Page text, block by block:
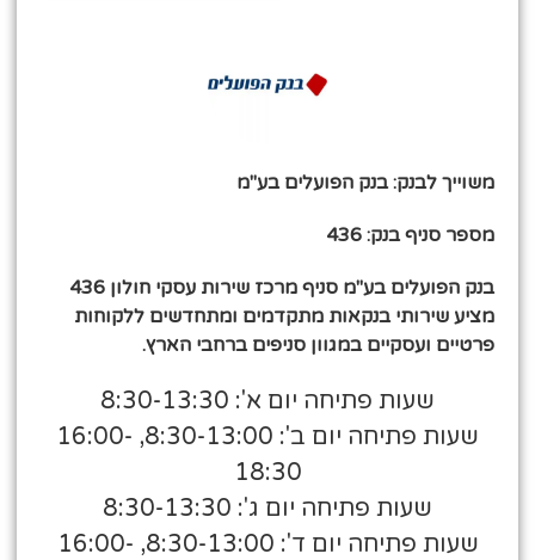
משוייך לבנק: בנק הפועלים בע"מ
מספר סניף בנק: 436
בנק הפועלים בע"מ סניף מרכז שירות עסקי חולון 436
מציע שירותי בנקאות מתקדמים ומתחדשים ללקוחות
פרטיים ועסקיים במגוון סניפים ברחבי הארץ.
שעות פתיחה יום א': 8:30-13:30
שעות פתיחה יום ב': 8:30-13:00, 16:00-
18:30
שעות פתיחה יום ג': 8:30-13:30
שעות פתיחה יום ד': 8:30-13:00, 16:00-